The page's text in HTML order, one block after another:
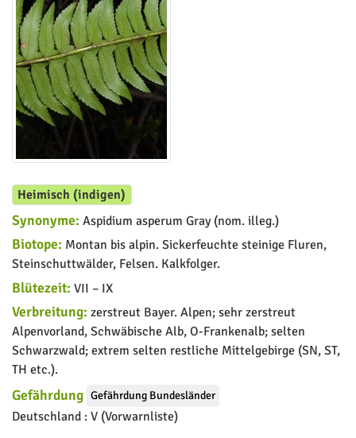
Heimisch (indigen)
Synonyme: Aspidium asperum Gray (nom. illeg.)
Biotope: Montan bis alpin. Sickerfeuchte steinige Fluren,
Steinschuttwälder, Felsen. Kalkfolger.
Blütezeit: VII – IX
Verbreitung: zerstreut Bayer. Alpen; sehr zerstreut
Alpenvorland, Schwäbische Alb, O-Frankenalb; selten
Schwarzwald; extrem selten restliche Mittelgebirge (SN, ST,
TH etc.).
Gefährdung Gefährdung Bundesländer
Deutschland : V (Vorwarnliste)